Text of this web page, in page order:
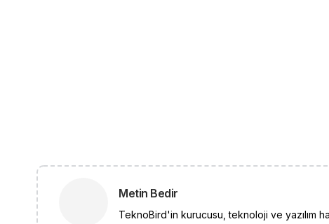
Metin Bedir
TeknoBird'in kurucusu, teknoloji ve yazılım